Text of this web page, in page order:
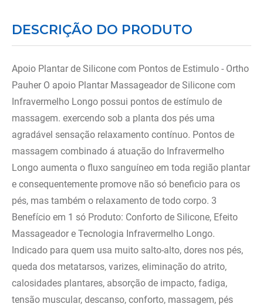
DESCRIÇÃO DO PRODUTO
Apoio Plantar de Silicone com Pontos de Estimulo - Ortho
Pauher O apoio Plantar Massageador de Silicone com
Infravermelho Longo possui pontos de estímulo de
massagem. exercendo sob a planta dos pés uma
agradável sensação relaxamento contínuo. Pontos de
massagem combinado á atuação do Infravermelho
Longo aumenta o fluxo sanguíneo em toda região plantar
e consequentemente promove não só beneficio para os
pés, mas também o relaxamento de todo corpo. 3
Benefício em 1 só Produto: Conforto de Silicone, Efeito
Massageador e Tecnologia Infravermelho Longo.
Indicado para quem usa muito salto-alto, dores nos pés,
queda dos metatarsos, varizes, eliminação do atrito,
calosidades plantares, absorção de impacto, fadiga,
tensão muscular, descanso, conforto, massagem, pés